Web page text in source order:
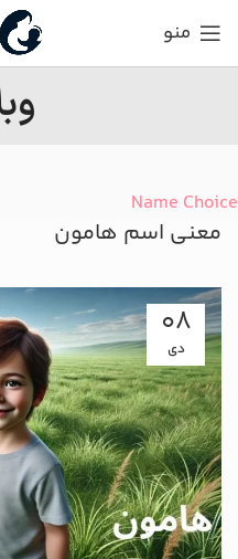
منو
Name Choice
معنی اسم هامون
08
دی